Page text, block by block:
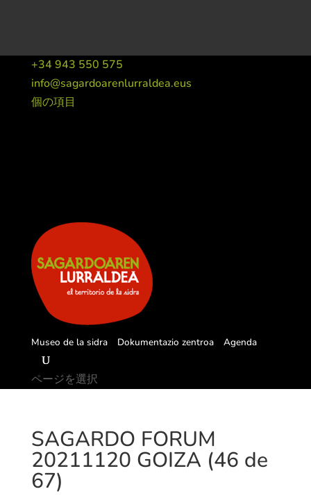
+34 943 550 575
info@sagardoarenlurraldea.eus
個の項目
Museo de la sidra Dokumentazio zentroa Agenda
ページを選択
SAGARDO FORUM
20211120 GOIZA (46 de
67)